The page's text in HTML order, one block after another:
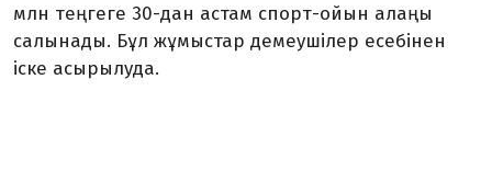
млн теңгеге 30-дан астам спорт-ойын алаңы
салынады. Бұл жұмыстар демеушілер есебінен
іске асырылуда.